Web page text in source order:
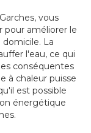
vous
pour améliorer le
La
l'eau, ce qui
conséquentes
à chaleur puisse
est possible
énergétique